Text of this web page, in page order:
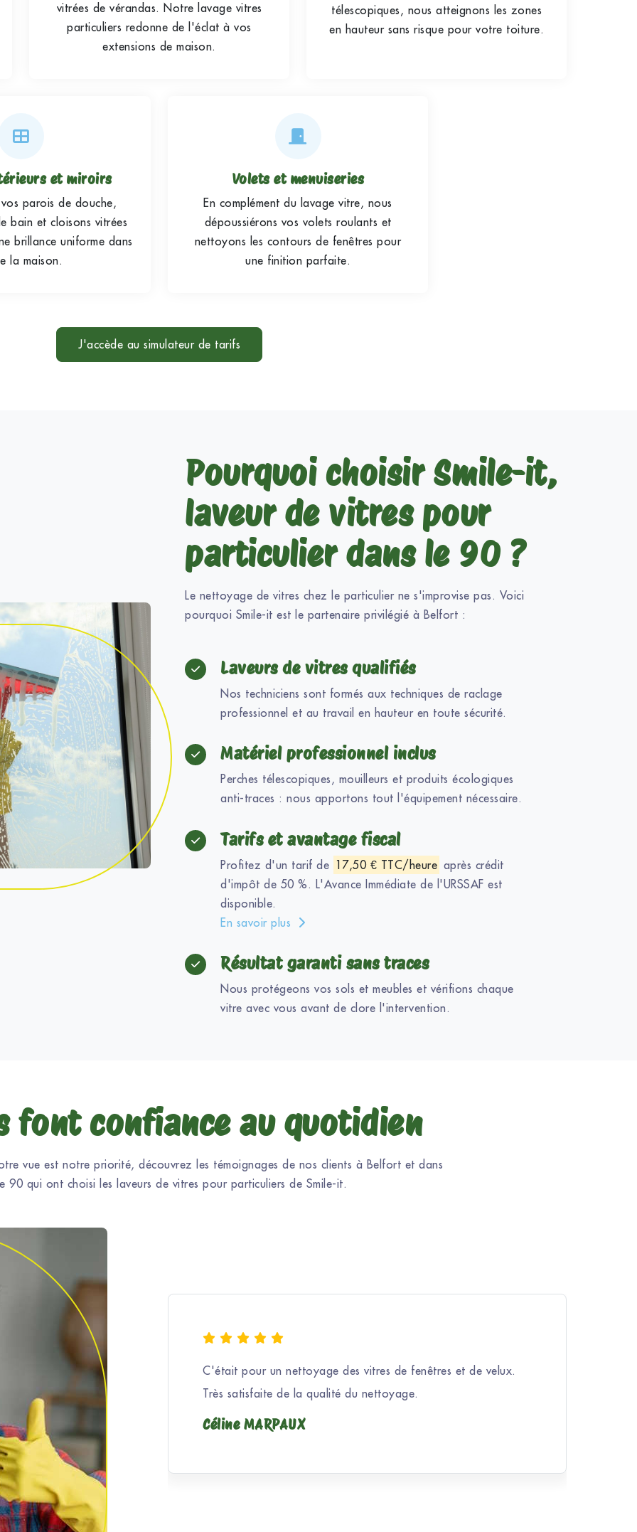
vitrées de vérandas. Notre lavage vitres
particuliers redonne de l'éclat à vos
extensions de maison.
télescopiques, nous atteignons les zones
en hauteur sans risque pour votre toiture.
et miroirs
parois de douche,
bain et cloisons vitrées
brillance uniforme dans
la maison.
Volets et menuiseries
En complément du lavage vitre, nous
dépoussiérons vos volets roulants et
nettoyons les contours de fenêtres pour
une finition parfaite.
J'accède au simulateur de tarifs
Pourquoi choisir Smile-it,
laveur de vitres pour
particulier dans le 90 ?
Le nettoyage de vitres chez le particulier ne s'improvise pas. Voici
pourquoi Smile-it est le partenaire privilégié à Belfort :
Laveurs de vitres qualifiés
Nos techniciens sont formés aux techniques de raclage
professionnel et au travail en hauteur en toute sécurité.
Matériel professionnel inclus
Perches télescopiques, mouilleurs et produits écologiques
anti-traces : nous apportons tout l'équipement nécessaire.
Tarifs et avantage fiscal
Profitez d'un tarif de 17,50 € TTC/heure après crédit
d'impôt de 50 %. L'Avance Immédiate de l'URSSAF est
disponible.
En savoir plus
Résultat garanti sans traces
Nous protégeons vos sols et meubles et vérifions chaque
vitre avec vous avant de clore l'intervention.
font confiance au quotidien
vue est notre priorité, découvrez les témoignages de nos clients à Belfort et dans
90 qui ont choisi les laveurs de vitres pour particuliers de Smile-it.
C'était pour un nettoyage des vitres de fenêtres et de velux.
Très satisfaite de la qualité du nettoyage.
Céline MARPAUX